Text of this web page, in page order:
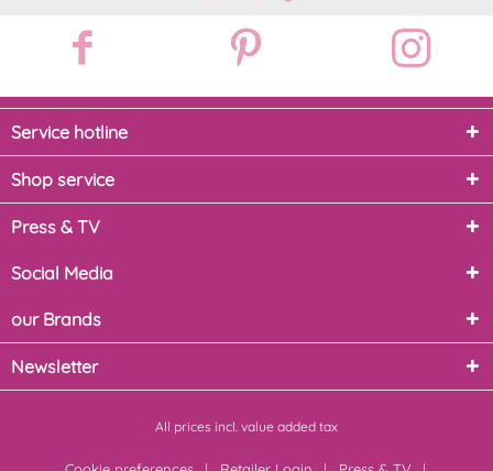
Service hotline
Shop service
Press & TV
Social Media
our Brands
Newsletter
All prices incl. value added tax